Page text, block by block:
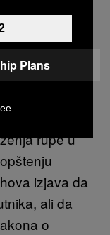
zakonu,
udruženja
naivan
o
i
rupe u
izjava da
ali da
o
Plans